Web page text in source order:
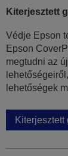
Kiterjesztett
Védje Epson
Epson
megtudni az
lehetőségek